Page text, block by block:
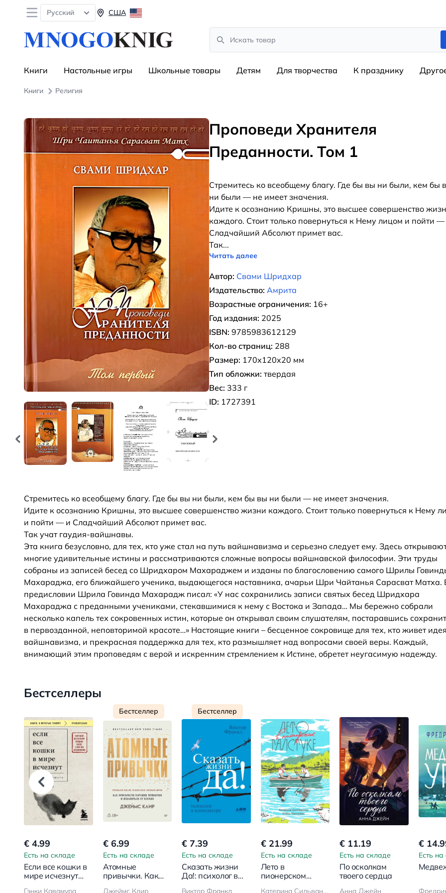
Open menu
Русский США
Search
Книги Настольные игры Школьные товары Детям Для творчества К празднику
Книги Религия
Проповеди Хранителя
Преданности. Том 1
Стремитесь ко всеобщему благу. Где бы вы ни были, кем бы
ни были — не имеет значения.
Идите к осознанию Кришны, это высшее совершенство
каждого. Стоит только повернуться к Нему лицом и пойти —
Сладчайший Абсолют примет вас.
Так...
Читать далее
Автор: Свами Шридхар
Издательство: Амрита
Возрастные ограничения: 16+
Год издания: 2025
ISBN: 9785983612129
Кол-во страниц: 288
Размер: 170х120х20 мм
Тип обложки: твердая
Вес: 333 г
ID: 1727391
Стремитесь ко всеобщему благу. Где бы вы ни были, кем бы вы ни были — не имеет значения.
Идите к осознанию Кришны, это высшее совершенство жизни каждого. Стоит только повернуться к Нему
и пойти — и Сладчайший Абсолют примет вас.
Так учат гаудия-вайшнавы.
Эта книга безусловно, для тех, кто уже стал на путь вайшнавизма и серьезно следует ему. Здесь
многие удивительные истины и рассматриваются сложные вопросы вайшнавской философии. Эти труды
собраны из записей бесед со Шридхаром Махараджем и изданы по благословению самого Шрилы
Махараджа, его ближайшего ученика, выдающегося наставника, ачарьи Шри Чайтанья Сарасват Матха.
предисловии Шрила Говинда Махарадж писал: «У нас сохранились записи святых бесед Шридхара
Махараджа с преданными учениками, стекавшимися к нему с Востока и Запада… Мы бережно собрали
несколько капель тех сокровенных истин, которые он открывал своим слушателям, постаравшись
в первозданной, неповторимой красоте…» Настоящие книги – бесценное сокровище для тех, кто живет
вайшнавизма, и прекрасная поддержка для тех, кто размышляет над вопросами своей веры. Каждый,
внимающий этим проповедям с верой и искренним стремлением к Истине, обретет неугасимую надежду.
Бестселлеры
€ 4.99
Есть на складе
Если все кошки в
мире исчезнут
Бестселлер
€ 6.99
Есть на складе
Атомные
привычки. Как
Бестселлер
€ 7.39
Есть на складе
Сказать жизни
Да!: психолог в
€ 21.99
Есть на складе
Лето в
пионерском
€ 11.19
Есть на складе
По осколкам
твоего сердца
€
Есть